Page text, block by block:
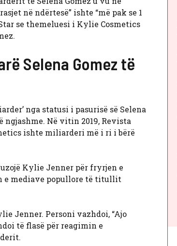
në ndërtesë” ishte “më pak se 1
se themeluesi i Kylie Cosmetics
Selena Gomez të
nga statusi i pasurisë së Selena
ngjashme. Në vitin 2019, Revista
ishte miliarderi më i ri i bërë
Kylie Jenner për fryrjen e
e mediave popullore të titullit
Jenner. Personi vazhdoi, “Ajo
të flasë për reagimin e